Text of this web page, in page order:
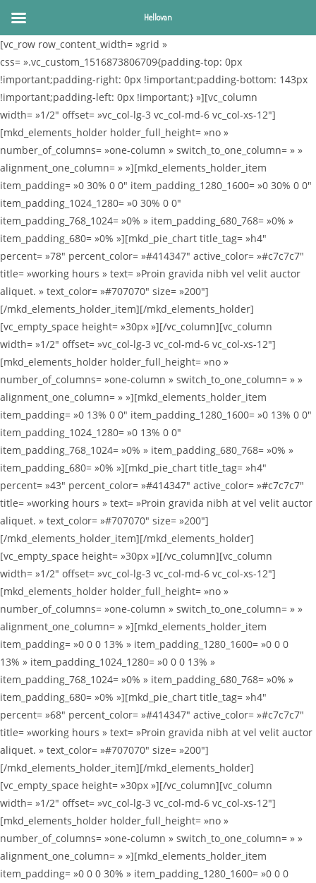
[vc_row row_content_width= »grid »
css= ».vc_custom_1516873806709{padding-top: 0px
!important;padding-right: 0px !important;padding-bottom: 143px
!important;padding-left: 0px !important;} »][vc_column
width= »1/2″ offset= »vc_col-lg-3 vc_col-md-6 vc_col-xs-12″]
[mkd_elements_holder holder_full_height= »no »
number_of_columns= »one-column » switch_to_one_column= » »
alignment_one_column= » »][mkd_elements_holder_item
item_padding= »0 30% 0 0″ item_padding_1280_1600= »0 30% 0 0″
item_padding_1024_1280= »0 30% 0 0″
item_padding_768_1024= »0% » item_padding_680_768= »0% »
item_padding_680= »0% »][mkd_pie_chart title_tag= »h4″
percent= »78″ percent_color= »#414347″ active_color= »#c7c7c7″
title= »working hours » text= »Proin gravida nibh vel velit auctor
aliquet. » text_color= »#707070″ size= »200″]
[/mkd_elements_holder_item][/mkd_elements_holder]
[vc_empty_space height= »30px »][/vc_column][vc_column
width= »1/2″ offset= »vc_col-lg-3 vc_col-md-6 vc_col-xs-12″]
[mkd_elements_holder holder_full_height= »no »
number_of_columns= »one-column » switch_to_one_column= » »
alignment_one_column= » »][mkd_elements_holder_item
item_padding= »0 13% 0 0″ item_padding_1280_1600= »0 13% 0 0″
item_padding_1024_1280= »0 13% 0 0″
item_padding_768_1024= »0% » item_padding_680_768= »0% »
item_padding_680= »0% »][mkd_pie_chart title_tag= »h4″
percent= »43″ percent_color= »#414347″ active_color= »#c7c7c7″
title= »working hours » text= »Proin gravida nibh at vel velit auctor
aliquet. » text_color= »#707070″ size= »200″]
[/mkd_elements_holder_item][/mkd_elements_holder]
[vc_empty_space height= »30px »][/vc_column][vc_column
width= »1/2″ offset= »vc_col-lg-3 vc_col-md-6 vc_col-xs-12″]
[mkd_elements_holder holder_full_height= »no »
number_of_columns= »one-column » switch_to_one_column= » »
alignment_one_column= » »][mkd_elements_holder_item
item_padding= »0 0 0 13% » item_padding_1280_1600= »0 0 0
13% » item_padding_1024_1280= »0 0 0 13% »
item_padding_768_1024= »0% » item_padding_680_768= »0% »
item_padding_680= »0% »][mkd_pie_chart title_tag= »h4″
percent= »68″ percent_color= »#414347″ active_color= »#c7c7c7″
title= »working hours » text= »Proin gravida nibh at vel velit auctor
aliquet. » text_color= »#707070″ size= »200″]
[/mkd_elements_holder_item][/mkd_elements_holder]
[vc_empty_space height= »30px »][/vc_column][vc_column
width= »1/2″ offset= »vc_col-lg-3 vc_col-md-6 vc_col-xs-12″]
[mkd_elements_holder holder_full_height= »no »
number_of_columns= »one-column » switch_to_one_column= » »
alignment_one_column= » »][mkd_elements_holder_item
item_padding= »0 0 0 30% » item_padding_1280_1600= »0 0 0
Hellovan